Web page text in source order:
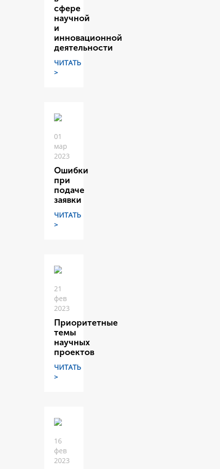
сфере
научной
и
инновационной
деятельности
ЧИТАТЬ
>
01
мар
2023
Ошибки
при
подаче
заявки
ЧИТАТЬ
>
21
фев
2023
Приоритетные
темы
научных
проектов
ЧИТАТЬ
>
16
фев
2023